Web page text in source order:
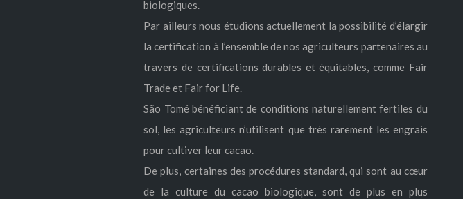
biologiques.
Par ailleurs nous étudions actuellement la possibilité d’élargir
la certification à l’ensemble de nos agriculteurs partenaires au
travers de certifications durables et équitables, comme Fair
Trade et Fair for Life.
São Tomé bénéficiant de conditions naturellement fertiles du
sol, les agriculteurs n’utilisent que très rarement les engrais
pour cultiver leur cacao.
De plus, certaines des procédures standard, qui sont au cœur
de la culture du cacao biologique, sont de plus en plus